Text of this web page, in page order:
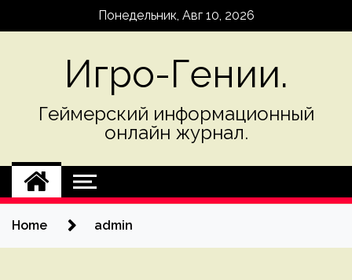
Понедельник, Авг 10, 2026
Игро-Гении.
Геймерский информационный
онлайн журнал.
Home admin